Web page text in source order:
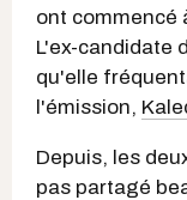
ont commencé
L'ex-candidate
qu'elle
l'émission,
Depuis, les
pas partagé